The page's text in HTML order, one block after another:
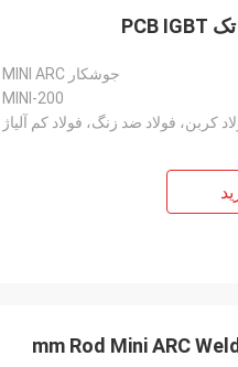
جوشکار MINI ARC
MINI-200
کربن، فولاد ضد زنگ، فولاد کم آلیاژ
2.5 mm Rod Mini ARC